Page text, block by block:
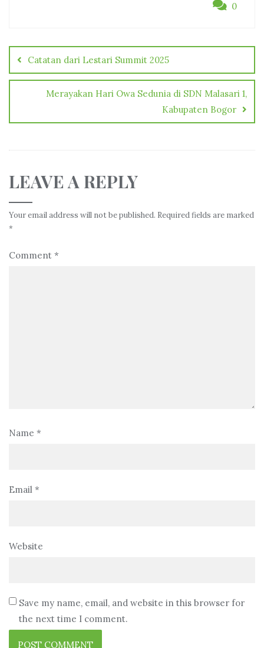
0
Post
navigation
Catatan dari Lestari Summit 2025
Merayakan Hari Owa Sedunia di SDN Malasari 1,
Kabupaten Bogor
LEAVE A REPLY
Your email address will not be published. Required fields are marked
*
Comment *
Name *
Email *
Website
Save my name, email, and website in this browser for
the next time I comment.